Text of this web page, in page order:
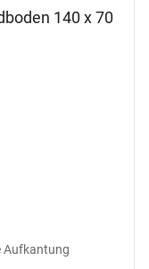
140 x 70
Aufkantung